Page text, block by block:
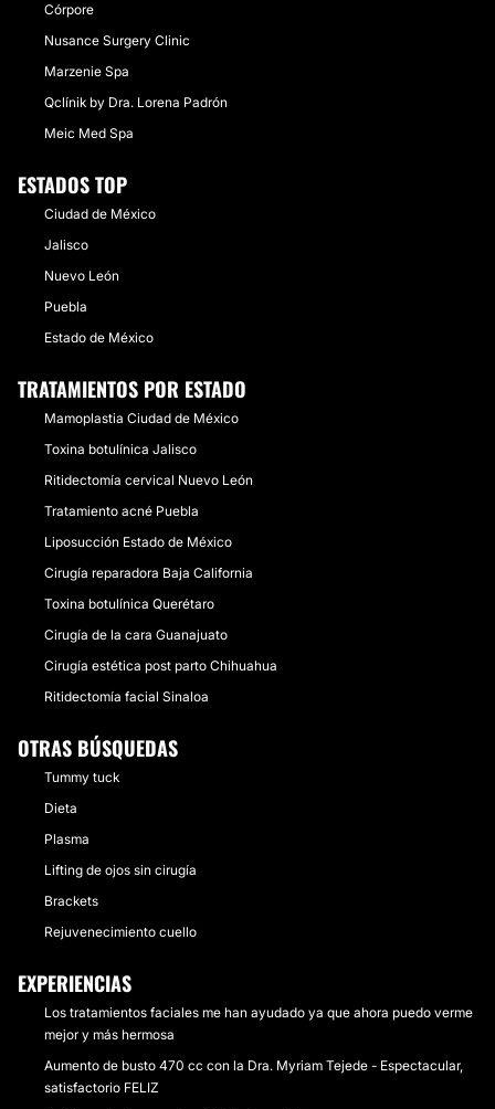
Córpore
Nusance Surgery Clinic
Marzenie Spa
Qclínik by Dra. Lorena Padrón
Meic Med Spa
ESTADOS TOP
Ciudad de México
Jalisco
Nuevo León
Puebla
Estado de México
TRATAMIENTOS POR ESTADO
Mamoplastia Ciudad de México
Toxina botulínica Jalisco
Ritidectomía cervical Nuevo León
Tratamiento acné Puebla
Liposucción Estado de México
Cirugía reparadora Baja California
Toxina botulínica Querétaro
Cirugía de la cara Guanajuato
Cirugía estética post parto Chihuahua
Ritidectomía facial Sinaloa
OTRAS BÚSQUEDAS
Tummy tuck
Dieta
Plasma
Lifting de ojos sin cirugía
Brackets
Rejuvenecimiento cuello
EXPERIENCIAS
Los tratamientos faciales me han ayudado ya que ahora puedo verme
mejor y más hermosa
Aumento de busto 470 cc con la Dra. Myriam Tejede - Espectacular,
satisfactorio FELIZ